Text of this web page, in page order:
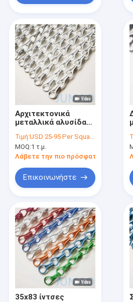
Προϊόντα
Σχετικά με εμάς
Γύρος εργοστασίων
Ποιοτικός έλεγχος
Νέα
Όλες οι περιπτώσεις
Ζητήστε ένα απόσπασμα
Αρχιτεκτονικό πλέγμα
κουρτίνα νερού από
Κεραμίδες από μέταλλο
Αρχιτεκτονικά
μεταλλικά αλυσίδα
κουρτίνες τοίχων για
την πόρτα λευκό
Τιμή:USD 25-95 Per Square Meter
MOQ:1 τ.μ.
Λάβετε την πιο πρόσφατη τιμή
Επικοινωνήστε
35x83 ίντσες